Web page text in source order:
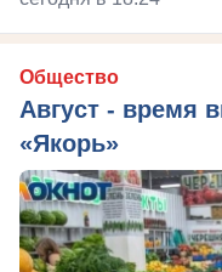
Общество
Август - время
«Якорь»